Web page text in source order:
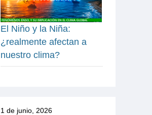
El Niño y la Niña:
¿realmente afectan a
nuestro clima?
1 de junio, 2026